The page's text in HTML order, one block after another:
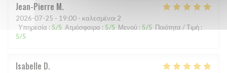
Jean-Pierre M
2026-07-25 - 19:00 - καλεσμένοι 2
Υπηρεσία : 5/5 Ατμόσφαιρα : 5/5 Μενού : 5/5 Ποιότητα / Τιμή :
5/5
Isabelle D